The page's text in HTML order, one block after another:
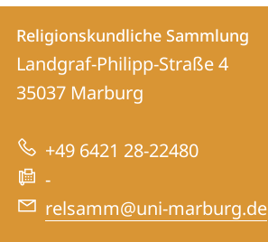
Kontakt
und
Informationen
zur
Website
Kontaktinformationen
Religionskundliche
Sammlung
Religionskundliche Sammlung
Landgraf-Philipp-Straße 4
35037 Marburg
+49 6421 28-22480
-
relsamm@uni-marburg.de